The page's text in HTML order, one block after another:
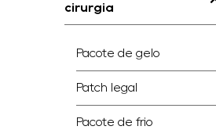
cirurgia
Pacote de gelo
Patch legal
Pacote de frio